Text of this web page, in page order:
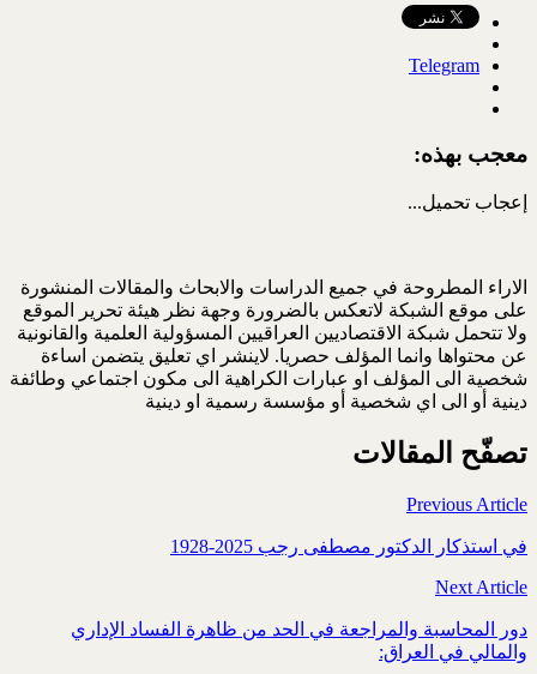
Telegram
معجب بهذه:
إعجاب تحميل...
الاراء المطروحة في جميع الدراسات والابحاث والمقالات المنشورة
على موقع الشبكة لاتعكس بالضرورة وجهة نظر هيئة تحرير الموقع
ولا تتحمل شبكة الاقتصاديين العراقيين المسؤولية العلمية والقانونية
عن محتواها وانما المؤلف حصريا. لاينشر اي تعليق يتضمن اساءة
شخصية الى المؤلف او عبارات الكراهية الى مكون اجتماعي وطائفة
دينية أو الى اي شخصية أو مؤسسة رسمية او دينية
تصفّح المقالات
Previous Article
في استذكار الدكتور مصطفى رجب ‏1928-2025‏
Next Article
دور المحاسبة والمراجعة في الحد من ظاهرة الفساد الإداري
والمالي في العراق:‏